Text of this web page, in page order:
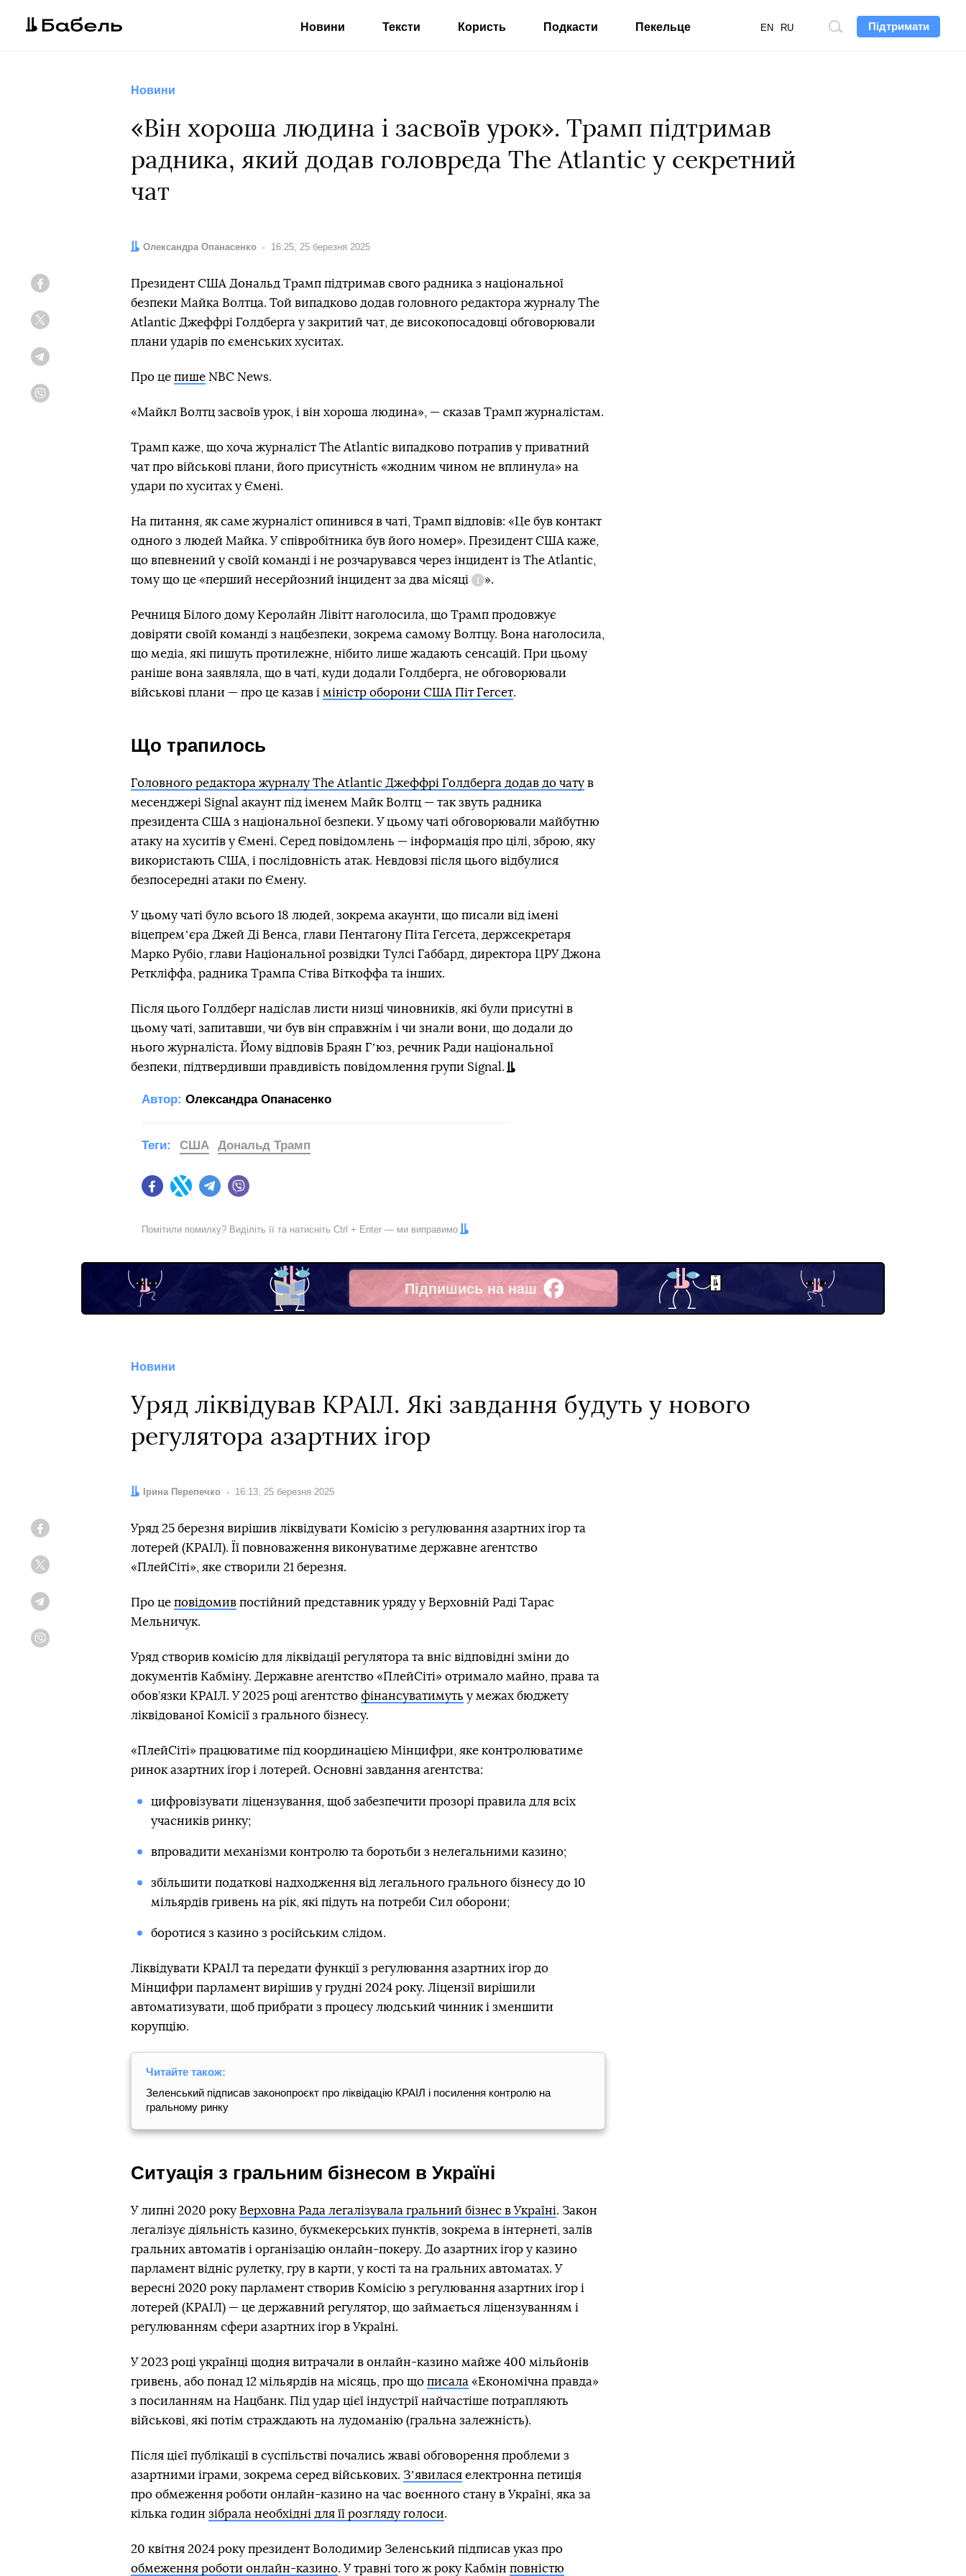
Підтримати
Пошук
EN RU
Новини Тексти Користь Подкасти Пекельце
Новини
«Він хороша людина і засвоїв урок». Трамп підтримав
радника, який додав головреда The Atlantic у секретний
чат
Автор:
Олександра Опанасенко Дата:
16:25, 25 березня 2025
Президент США Дональд Трамп підтримав свого радника з національної
безпеки Майка Волтца. Той випадково додав головного редактора журналу The
Atlantic Джеффрі Голдберга у закритий чат, де високопосадовці обговорювали
плани ударів по єменських хуситах.
Про це пише NBC News.
«Майкл Волтц засвоїв урок, і він хороша людина», — сказав Трамп журналістам.
Трамп каже, що хоча журналіст The Atlantic випадково потрапив у приватний
чат про військові плани, його присутність «жодним чином не вплинула» на
удари по хуситах у Ємені.
На питання, як саме журналіст опинився в чаті, Трамп відповів: «Це був контакт
одного з людей Майка. У співробітника був його номер». Президент США каже,
що впевнений у своїй команді і не розчарувався через інцидент із The Atlantic,
тому що це «перший несерйозний інцидент за два місяці
Довідка
».
Речниця Білого дому Керолайн Лівітт наголосила, що Трамп продовжує
довіряти своїй команді з нацбезпеки, зокрема самому Волтцу. Вона наголосила,
що медіа, які пишуть протилежне, нібито лише жадають сенсацій. При цьому
раніше вона заявляла, що в чаті, куди додали Голдберга, не обговорювали
військові плани — про це казав і міністр оборони США Піт Гегсет.
Що трапилось
Головного редактора журналу The Atlantic Джеффрі Голдберга додав до чату в
месенджері Signal акаунт під іменем Майк Волтц — так звуть радника
президента США з національної безпеки. У цьому чаті обговорювали майбутню
атаку на хуситів у Ємені. Серед повідомлень — інформація про цілі, зброю, яку
використають США, і послідовність атак. Невдовзі після цього відбулися
безпосередні атаки по Ємену.
У цьому чаті було всього 18 людей, зокрема акаунти, що писали від імені
віцепремʼєра Джей Ді Венса, глави Пентагону Піта Гегсета, держсекретаря
Марко Рубіо, глави Національної розвідки Тулсі Габбард, директора ЦРУ Джона
Реткліффа, радника Трампа Стіва Віткоффа та інших.
Після цього Голдберг надіслав листи низці чиновників, які були присутні в
цьому чаті, запитавши, чи був він справжнім і чи знали вони, що додали до
нього журналіста. Йому відповів Браян Гʼюз, речник Ради національної
безпеки, підтвердивши правдивість повідомлення групи Signal.
Автор: Олександра Опанасенко
FacebookTwitter Telegram
Теги: США Дональд Трамп
Помітили помилку? Виділіть її та натисніть Ctrl + Enter — ми виправимо
Підпишись на наш
Facebook
Новини
Уряд ліквідував КРАІЛ. Які завдання будуть у нового
регулятора азартних ігор
Автор:
Ірина Перепечко Дата:
16:13, 25 березня 2025
Уряд 25 березня вирішив ліквідувати Комісію з регулювання азартних ігор та
лотерей (КРАІЛ). Її повноваження виконуватиме державне агентство
«ПлейСіті», яке створили 21 березня.
Про це повідомив постійний представник уряду у Верховній Раді Тарас
Мельничук.
Уряд створив комісію для ліквідації регулятора та вніс відповідні зміни до
документів Кабміну. Державне агентство «ПлейСіті» отримало майно, права та
обов’язки КРАІЛ. У 2025 році агентство фінансуватимуть у межах бюджету
ліквідованої Комісії з грального бізнесу.
«ПлейСіті» працюватиме під координацією Мінцифри, яке контролюватиме
ринок азартних ігор і лотерей. Основні завдання агентства:
цифровізувати ліцензування, щоб забезпечити прозорі правила для всіх
учасників ринку;
впровадити механізми контролю та боротьби з нелегальними казино;
збільшити податкові надходження від легального грального бізнесу до 10
мільярдів гривень на рік, які підуть на потреби Сил оборони;
боротися з казино з російським слідом.
Ліквідувати КРАІЛ та передати функції з регулювання азартних ігор до
Мінцифри парламент вирішив у грудні 2024 року. Ліцензії вирішили
автоматизувати, щоб прибрати з процесу людський чинник і зменшити
корупцію.
Читайте також:
Зеленський підписав законопроєкт про ліквідацію КРАІЛ і посилення контролю на
гральному ринку
Ситуація з гральним бізнесом в Україні
У липні 2020 року Верховна Рада легалізувала гральний бізнес в Україні. Закон
легалізує діяльність казино, букмекерських пунктів, зокрема в інтернеті, залів
гральних автоматів і організацію онлайн-покеру. До азартних ігор у казино
парламент відніс рулетку, гру в карти, у кості та на гральних автоматах. У
вересні 2020 року парламент створив Комісію з регулювання азартних ігор і
лотерей (КРАІЛ) — це державний регулятор, що займається ліцензуванням і
регулюванням сфери азартних ігор в Україні.
У 2023 році українці щодня витрачали в онлайн-казино майже 400 мільйонів
гривень, або понад 12 мільярдів на місяць, про що писала «Економічна правда»
з посиланням на Нацбанк. Під удар цієї індустрії найчастіше потрапляють
військові, які потім страждають на лудоманію (гральна залежність).
Після цієї публікації в суспільстві почались жваві обговорення проблеми з
азартними іграми, зокрема серед військових. Зʼявилася електронна петиція
про обмеження роботи онлайн-казино на час воєнного стану в Україні, яка за
кілька годин зібрала необхідні для її розгляду голоси.
20 квітня 2024 року президент Володимир Зеленський підписав указ про
обмеження роботи онлайн-казино. У травні того ж року Кабмін повністю